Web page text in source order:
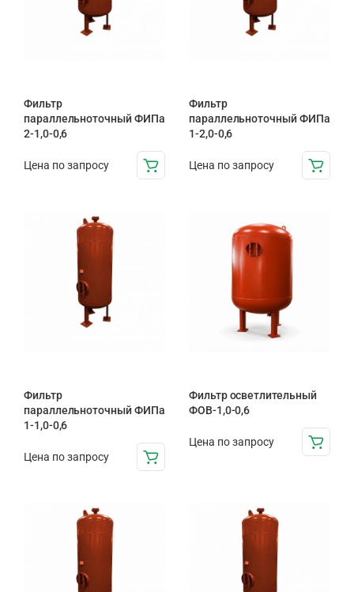
Фильтр
параллельноточный ФИПа
2-1,0-0,6
Цена по запросу
Фильтр
параллельноточный ФИПа
1-2,0-0,6
Цена по запросу
Фильтр
параллельноточный ФИПа
1-1,0-0,6
Цена по запросу
Фильтр осветлительный
ФОВ-1,0-0,6
Цена по запросу